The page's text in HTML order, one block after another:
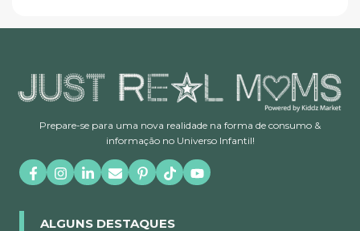
Prepare-se para uma nova realidade na forma de consumo &
informação no Universo Infantil!
ALGUNS DESTAQUES